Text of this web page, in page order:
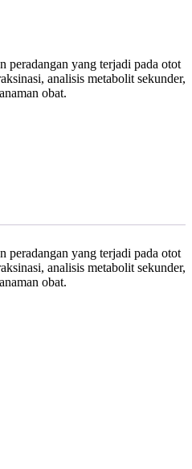
peradangan yang terjadi pada otot
analisis metabolit sekunder,
obat.
peradangan yang terjadi pada otot
analisis metabolit sekunder,
obat.